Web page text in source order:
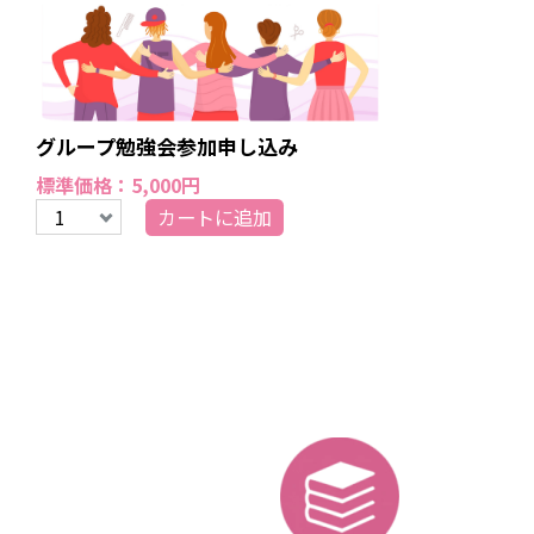
グループ勉強会参加申し込み
標準価格：5,000円
カートに追加